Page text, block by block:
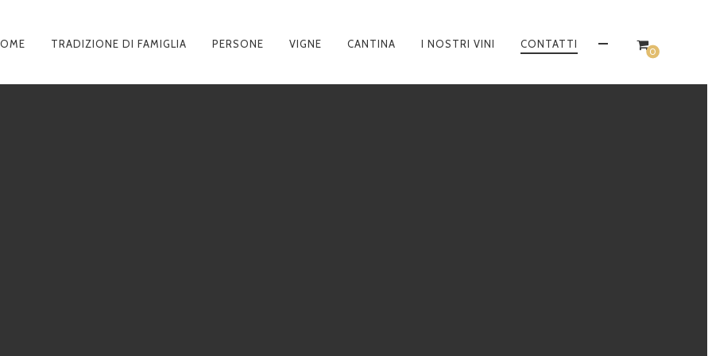
TRADIZIONE DI FAMIGLIA PERSONE VIGNE CANTINA I NOSTRI VINI CONTATTI
CONTATTACI
0